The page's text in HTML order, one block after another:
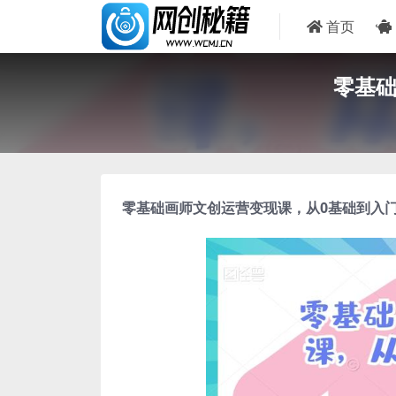
首页
零基
零基础画师文创运营变现课 ，从0基础到入